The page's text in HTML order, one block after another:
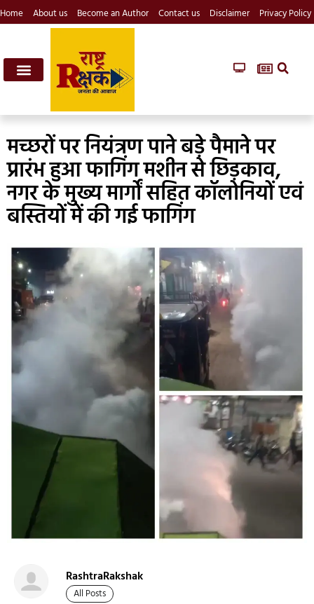
Home About us Become an Author Contact us Disclaimer Privacy Policy
मच्छरों पर नियंत्रण पाने बड़े पैमाने पर
प्रारंभ हुआ फागिंग मशीन से छिड़काव,
नगर के मुख्य मार्गों सहित कॉलोनियों एवं
बस्तियों में की गई फागिंग
RashtraRakshak
All Posts